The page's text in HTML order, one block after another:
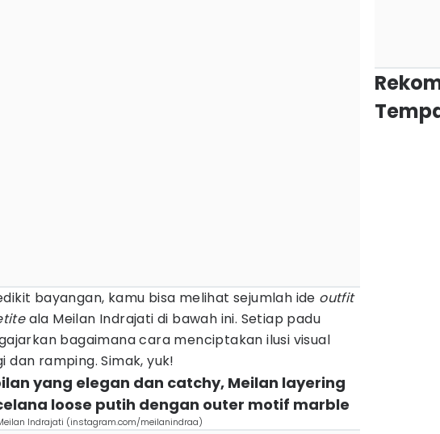
bayangan, kamu bisa melihat sejumlah ide outfit
ala Meilan Indrajati di bawah ini. Setiap padu
bagaimana cara menciptakan ilusi visual
dan ramping. Simak, yuk!
yang elegan dan catchy, Meilan layering
loose putih dengan outer motif marble
Indrajati (instagram.com/meilanindraa)